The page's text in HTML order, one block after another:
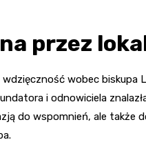
przez
wobec biskupa
i odnowiciela
do wspomnień, ale także